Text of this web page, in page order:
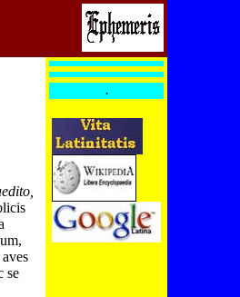
se
.